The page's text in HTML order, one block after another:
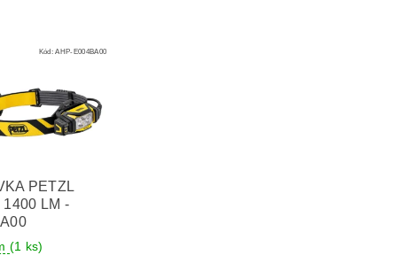
Kód:AHP-E004BA00
PETZL
LM -
(1 ks)